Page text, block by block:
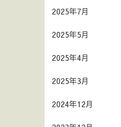
2025年7月
2025年5月
2025年4月
2025年3月
2024年12月